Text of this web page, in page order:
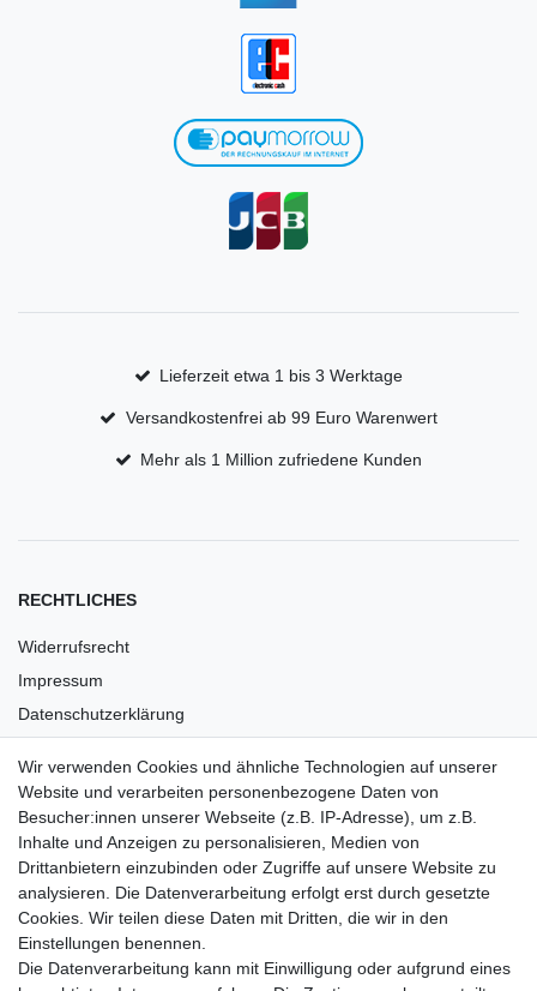
Lieferzeit etwa 1 bis 3 Werktage
Versandkostenfrei ab 99 Euro Warenwert
Mehr als 1 Million zufriedene Kunden
RECHTLICHES
Widerrufsrecht
Impressum
Datenschutzerklärung
Barrierefreiheit
Anleitungen
Vertrag widerrufen
PARTNER
Wir verwenden Cookies und ähnliche Technologien auf unserer
Website und verarbeiten personenbezogene Daten von
Besucher:innen unserer Webseite (z.B. IP-Adresse), um z.B.
Inhalte und Anzeigen zu personalisieren, Medien von
Drittanbietern einzubinden oder Zugriffe auf unsere Website zu
analysieren. Die Datenverarbeitung erfolgt erst durch gesetzte
Cookies. Wir teilen diese Daten mit Dritten, die wir in den
Einstellungen benennen.
Die Datenverarbeitung kann mit Einwilligung oder aufgrund eines